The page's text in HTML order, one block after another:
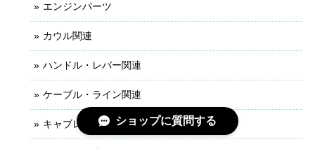
エンジンパーツ
カウル関連
ハンドル・レバー関連
ケーブル・ライン関連
キャブレター関連ショップに質問する